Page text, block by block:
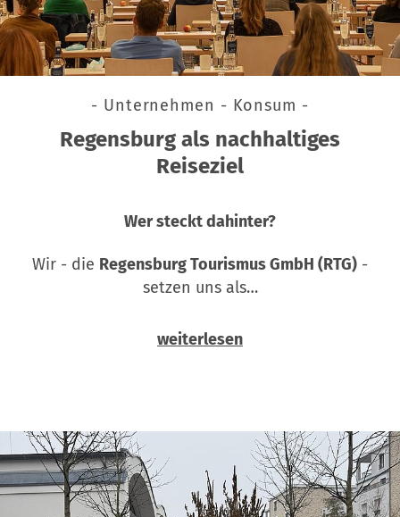
- Unternehmen - Konsum -
Regensburg als nachhaltiges
Reiseziel
Wer steckt dahinter?
Wir - die Regensburg Tourismus GmbH (RTG) -
setzen uns als…
weiterlesen